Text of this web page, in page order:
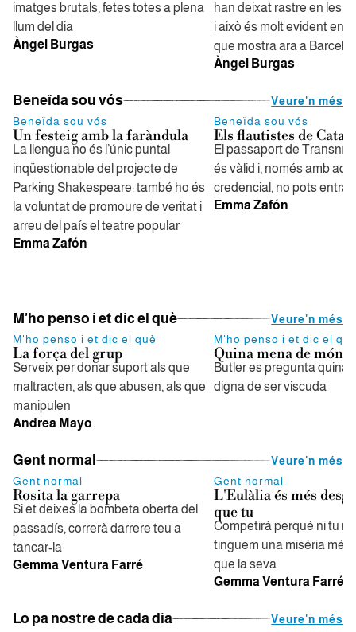
imatges brutals, fetes totes a plena
llum del dia
Àngel Burgas
han deixat rastre en les
i això és molt evident en
que mostra ara a
Àngel Burgas
Beneïda sou vós
Veure'n més
Beneïda sou vós
Un festeig amb la faràndula
La llengua no és l’únic puntal
inqüestionable del projecte de
Parking Shakespeare: també ho és
la voluntat de promoure de veritat i
arreu del país el teatre popular
Emma Zafón
Beneïda sou vós
Els flautistes de
El passaport de
és vàlid i, només amb
credencial, no pots entrar
Emma Zafón
M'ho penso i et dic el què
Veure'n més
M'ho penso i et dic el què
La força del grup
Serveix per donar suport als que
maltracten, als que abusen, als que
manipulen
Andrea Mayo
M'ho penso i et dic el
Quina mena de món
Butler es pregunta quina
digna de ser viscuda
Gent normal
Veure'n més
Gent normal
Rosita la garrepa
Si et deixes la bombeta oberta del
passadís, correrà darrere teu a
tancar-la
Gemma Ventura Farré
Gent normal
L'Eulàlia és més
que tu
Competirà perquè ni tu ni
tinguem una misèria més
que la seva
Gemma Ventura Farré
Lo pa nostre de cada dia
Veure'n més